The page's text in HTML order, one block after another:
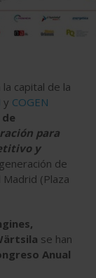
capital de la
y COGEN
para
y
de
(Plaza
se han
Anual